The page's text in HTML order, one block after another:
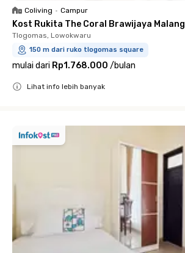
Coliving • Campur
Kost Rukita The Coral Brawijaya Malang
Tlogomas, Lowokwaru
150 m dari ruko tlogomas square
mulai dari Rp1.768.000 /bulan
Lihat info lebih banyak